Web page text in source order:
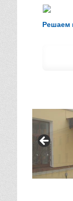
Решаем
Есть